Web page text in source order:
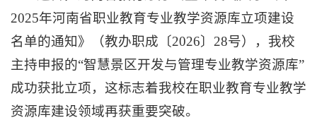
2025年河南省职业教育专业教学资源库立项建设
名单的通知》（教办职成〔2026〕28号），我校
主持申报的“智慧景区开发与管理专业教学资源库”
成功获批立项，这标志着我校在职业教育专业教学
资源库建设领域再获重要突破。